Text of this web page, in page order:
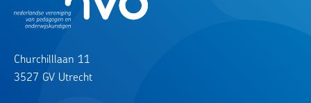
Churchilllaan 11
3527 GV Utrecht